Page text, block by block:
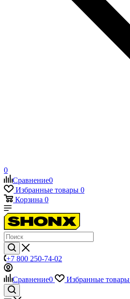
0
Сравнение0
Избранные товары 0
Корзина 0
+7 800 250-74-02
Сравнение0 Избранные товары